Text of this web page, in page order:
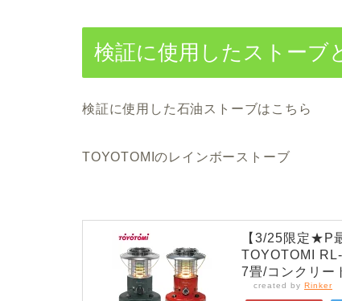
検証に使用したストーブ
検証に使用した石油ストーブはこちら
TOYOTOMIのレインボーストーブ
【3/25限定★P
TOYOTOMI
7畳/コンクリー
created by Rinker